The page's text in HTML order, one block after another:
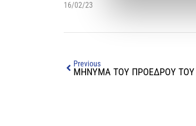
16/02/23
Previous